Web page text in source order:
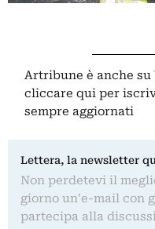
Artribune è anche
cliccare qui per
sempre aggiornati
Lettera, la newsletter
Non perdetevi il
giorno un'e-mail con
partecipa alla